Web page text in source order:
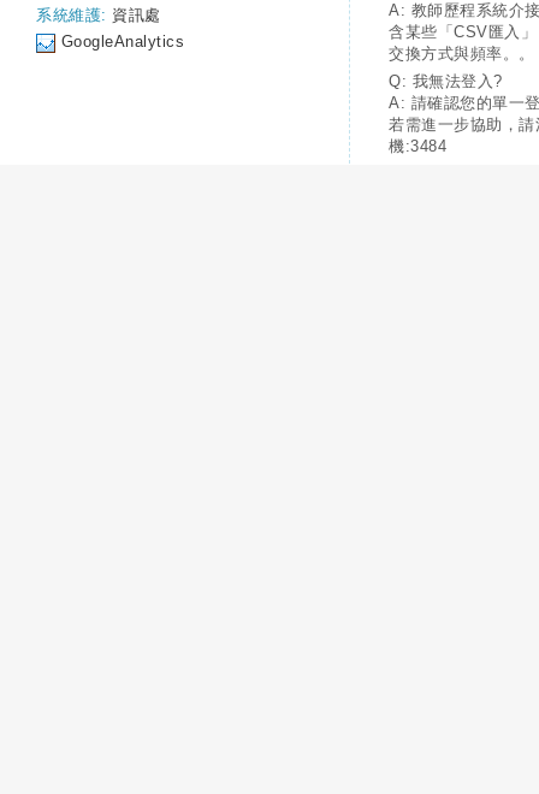
系統維護: 資訊處
GoogleAnalytics
A: 教師歷程系統介
含某些「CSV匯入
交換方式與頻率。。
Q: 我無法登入?
A: 請確認您的單一
若需進一步協助，
機:3484